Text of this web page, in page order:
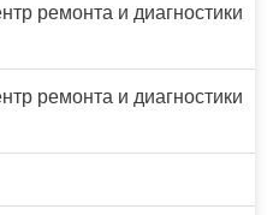
ремонта и диагностики
ремонта и диагностики